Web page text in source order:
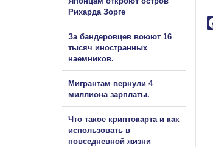
Рихарда Зорге
За бандеровцев воюют 16
тысяч иностранных
наемников.
Мигрантам вернули 4
миллиона зарплаты.
Что такое криптокарта и как
использовать в
повседневной жизни